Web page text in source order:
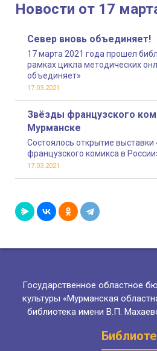
Новости от 17
Север вновь объединяет!
17 марта 2021 года прошел
рамках цикла методических
объединяет»
17.03.2021
Звёзды французского
Мурманске
Состоялось открытие выставки
французского комикса в
17.03.2021
Государственное областное
культуры «Мурманская
библиотека имени В.П.